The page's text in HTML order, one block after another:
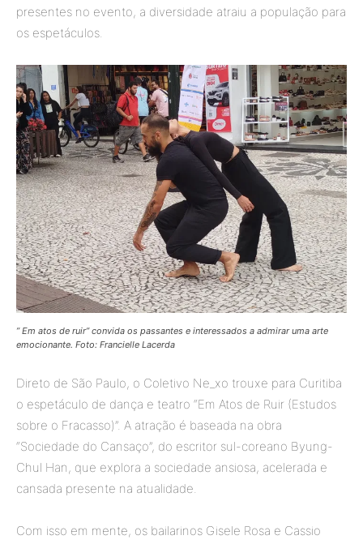
presentes no evento, a diversidade atraiu a população para
os espetáculos.
” Em atos de ruir” convida os passantes e interessados a admirar uma arte
emocionante. Foto: Francielle Lacerda
Direto de São Paulo, o Coletivo Ne_xo trouxe para Curitiba
o espetáculo de dança e teatro “Em Atos de Ruir (Estudos
sobre o Fracasso)”. A atração é baseada na obra
“Sociedade do Cansaço”, do escritor sul-coreano Byung-
Chul Han, que explora a sociedade ansiosa, acelerada e
cansada presente na atualidade.
Com isso em mente, os bailarinos Gisele Rosa e Cassio